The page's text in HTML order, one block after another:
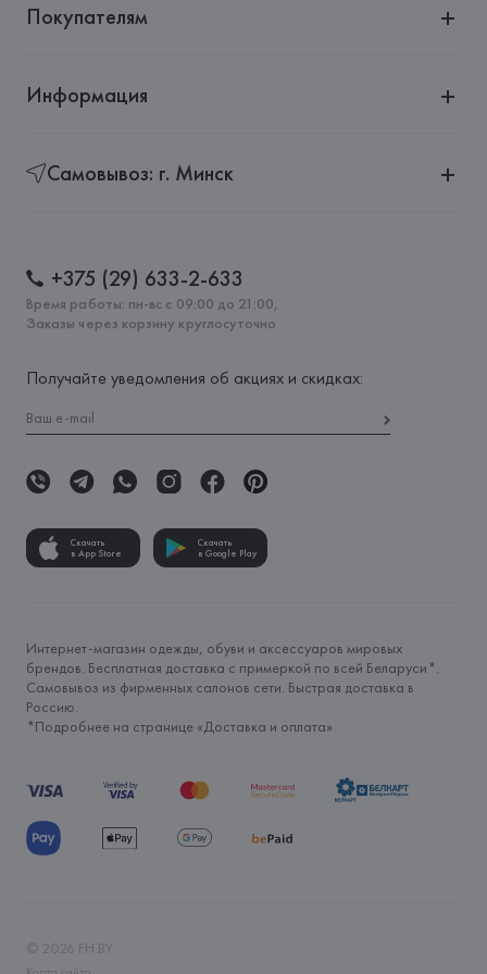
Покупателям
Информация
Самовывоз: г. Минск
+375 (29) 633-2-633
Время работы: пн-вс с 09:00 до 21:00,
Заказы через корзину круглосуточно
Получайте уведомления об акциях и скидках:
Скачать
в App Store
Скачать
в Google Play
Интернет-магазин одежды, обуви и аксессуаров мировых
брендов. Бесплатная доставка с примеркой по всей Беларуси*.
Самовывоз из фирменных салонов сети. Быстрая доставка в
Россию.
*Подробнее на странице «Доставка и оплата»
© 2026 FH.BY